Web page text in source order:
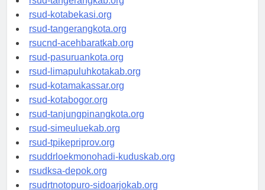
rsud-tangerangkab.org
rsud-kotabekasi.org
rsud-tangerangkota.org
rsucnd-acehbaratkab.org
rsud-pasuruankota.org
rsud-limapuluhkotakab.org
rsud-kotamakassar.org
rsud-kotabogor.org
rsud-tanjungpinangkota.org
rsud-simeuluekab.org
rsud-tpikepriprov.org
rsuddrloekmonohadi-kuduskab.org
rsudksa-depok.org